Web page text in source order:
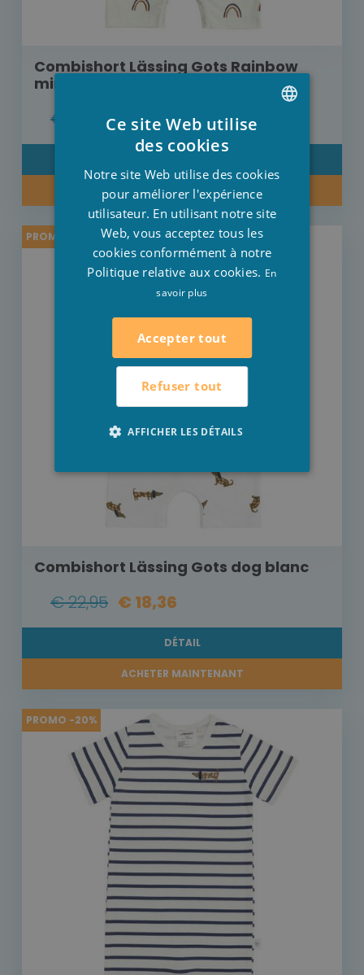
Combishort Lässing Gots Rainbow
mint
€ 22,95 € 18,36
ACHETER MAINTENANT
PROMO -20%
Combishort Lässing Gots dog blanc
€ 22,95 € 18,36
DÉTAIL
ACHETER MAINTENANT
PROMO -20%
ENGLISH
Ce site Web utilise
des cookies
Notre site Web utilise des cookies
pour améliorer l'expérience
utilisateur. En utilisant notre site
Web, vous acceptez tous les
cookies conformément à notre
Politique relative aux cookies. En
savoir plus
Accepter tout
Refuser tout
AFFICHER LES DÉTAILS